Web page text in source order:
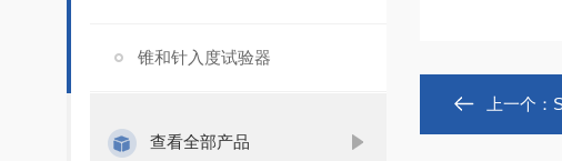
锥和针入度试验器
查看全部产品
上一个：